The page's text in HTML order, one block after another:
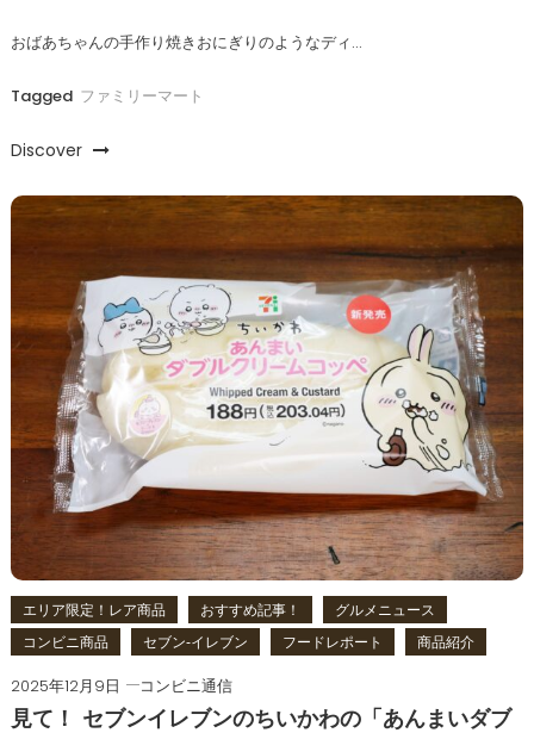
おばあちゃんの手作り焼きおにぎりのようなディ…
Tagged ファミリーマート
Discover
エリア限定！レア商品 おすすめ記事！
グルメニュース
コンビニ商品
セブン‐イレブン フードレポート 商品紹介
2025年12月9日
コンビニ通信
見て！ セブンイレブンのちいかわの「あんまいダブ